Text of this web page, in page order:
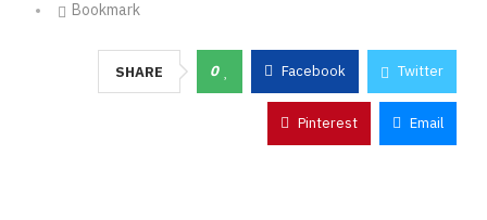
Bookmark
SHARE 0 Facebook Twitter
Pinterest Email